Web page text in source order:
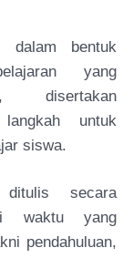
dalam bentuk
yang
disertakan
untuk
siswa.
ditulis secara
waktu yang
pendahuluan,